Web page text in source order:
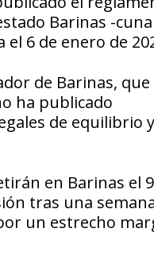
Barinas -
6 de enero de
de Barinas, que
ha publicado
de equilibrio y
en Barinas el
tras una
un estrecho